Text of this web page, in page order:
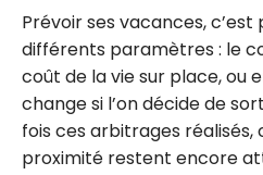
France :
7 itinéraires
pour visiter la
France en
voiture
Prévoir ses vacances,
différents paramètres : le
coût de la vie sur place, ou
change si l’on décide de
fois ces arbitrages réalisés,
proximité restent encore